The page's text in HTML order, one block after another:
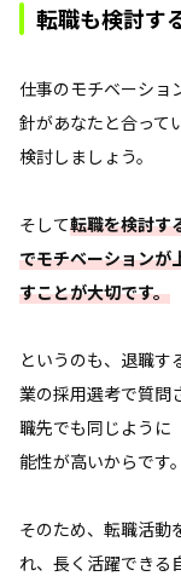
転職も検討す
仕事のモチベーショ
針があなたと合って
検討しましょう。
そして転職を検討す
でモチベーションが
すことが大切です。
というのも、退職す
業の採用選考で質問
職先でも同じように
能性が高いからです。
そのため、転職活動
れ、長く活躍できる